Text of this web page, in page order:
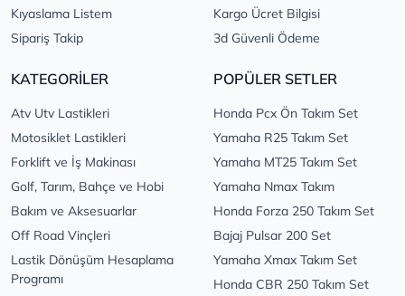
Kıyaslama Listem
Sipariş Takip
Kargo Ücret Bilgisi
3d Güvenli Ödeme
KATEGORİLER
Atv Utv Lastikleri
Motosiklet Lastikleri
Forklift ve İş Makinası
Golf, Tarım, Bahçe ve Hobi
Bakım ve Aksesuarlar
Off Road Vinçleri
Lastik Dönüşüm Hesaplama
Programı
POPÜLER SETLER
Honda Pcx Ön Takım Set
Yamaha R25 Takım Set
Yamaha MT25 Takım Set
Yamaha Nmax Takım
Honda Forza 250 Takım Set
Bajaj Pulsar 200 Set
Yamaha Xmax Takım Set
Honda CBR 250 Takım Set